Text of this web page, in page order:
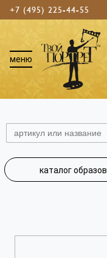
+7 (495) 225-44-55
меню
каталог образов